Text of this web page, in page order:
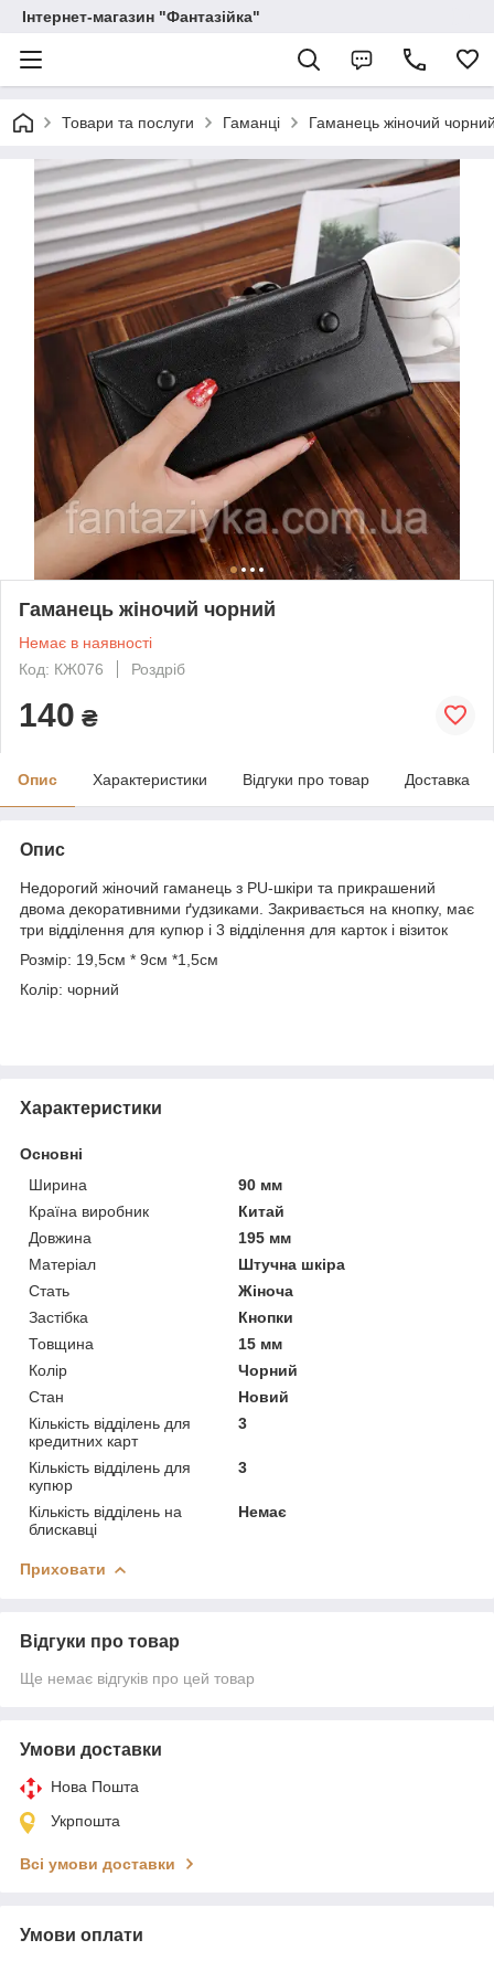
Інтернет-магазин "Фантазійка"
Товари та послуги Гаманці Гаманець жіночий
Гаманець жіночий чорний
Немає в наявності
Код: КЖ076
Роздріб
140 ₴
Опис Характеристики Відгуки про товар Доставка
Опис
Недорогий жіночий гаманець з PU-шкіри та прикрашений
двома декоративними ґудзиками. Закривається на кнопку, має
три відділення для купюр і 3 відділення для карток і візиток
Розмір: 19,5см * 9см *1,5см
Колір: чорний
Характеристики
Основні
Ширина
90 мм
Країна виробник
Китай
Довжина
195 мм
Матеріал
Штучна шкіра
Стать
Жіноча
Застібка
Кнопки
Товщина
15 мм
Колір
Чорний
Стан
Новий
Кількість відділень для
кредитних карт
3
Кількість відділень для
купюр
3
Кількість відділень на
блискавці
Немає
Приховати
Відгуки про товар
Ще немає відгуків про цей товар
Умови доставки
Нова Пошта
Укрпошта
Всі умови доставки
Умови оплати